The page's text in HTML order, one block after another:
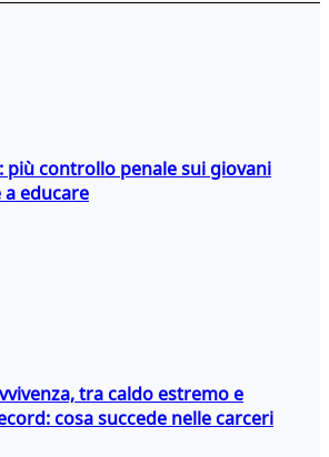
più controllo penale sui giovani
educare
tra caldo estremo e
cosa succede nelle carceri